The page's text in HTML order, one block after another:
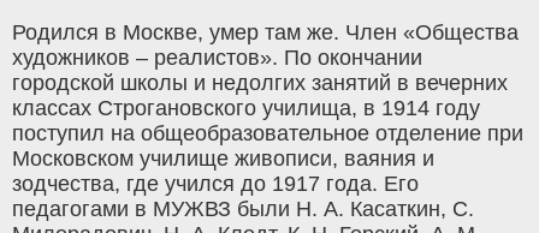
Родился в Москве, умер там же. Член «Общества
художников – реалистов». По окончании
городской школы и недолгих занятий в вечерних
классах Строгановского училища, в 1914 году
поступил на общеобразовательное отделение при
Московском училище живописи, ваяния и
зодчества, где учился до 1917 года. Его
педагогами в МУЖВЗ были Н. А. Касаткин, С.